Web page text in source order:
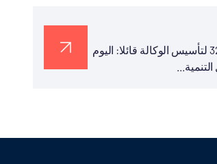
نشر رئيس تيكا التركية السيد سركان قايالار في تغريدة له بمناسبة الذكرى السنوية الـ 32 لتأسيس الوكالة قائلا: اليوم